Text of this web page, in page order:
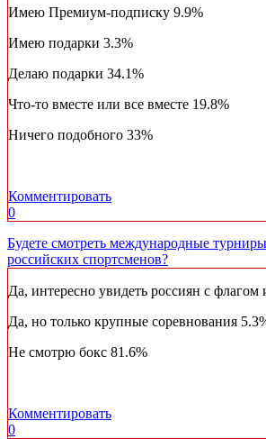
Имею Премиум-подписку 9.9%
Имею подарки 3.3%
Делаю подарки 34.1%
Что-то вместе или все вместе 19.8%
Ничего подобного 33%
Комментировать
0
Будете смотреть международные
российских спортсменов?
Да, интересно увидеть россиян с
Да, но только крупные соревнования
Не смотрю бокс 81.6%
Комментировать
0